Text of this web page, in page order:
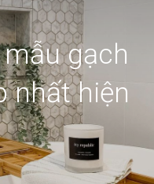
gạch
nhất hiện